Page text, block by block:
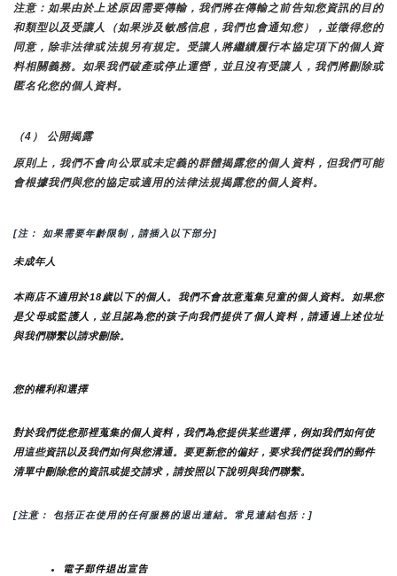
注意：如果由於上述原因需要傳輸，我們將在傳輸之前告知您資訊的目的
和類型以及受讓人（如果涉及敏感信息，我們也會通知您），並徵得您的
同意，除非法律或法規另有規定。受讓人將繼續履行本協定項下的個人資
料相關義務。如果我們破產或停止運營，並且沒有受讓人，我們將刪除或
匿名化您的個人資料。
（4） 公開揭露
原則上，我們不會向公眾或未定義的群體揭露您的個人資料，但我們可能
會根據我們與您的協定或適用的法律法規揭露您的個人資料。
[注： 如果需要年齡限制，請插入以下部分]
未成年人
本商店不適用於18歲以下的個人。我們不會故意蒐集兒童的個人資料。如果您
是父母或監護人，並且認為您的孩子向我們提供了個人資料，請通過上述位址
與我們聯繫以請求刪除。
您的權利和選擇
對於我們從您那裡蒐集的個人資料，我們為您提供某些選擇，例如我們如何使
用這些資訊以及我們如何與您溝通。要更新您的偏好，要求我們從我們的郵件
清單中刪除您的資訊或提交請求，請按照以下說明與我們聯繫。
[注意： 包括正在使用的任何服務的退出連結。常見連結包括：]
電子郵件退出宣告